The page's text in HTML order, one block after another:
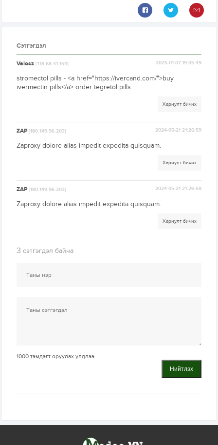
Сэтгэгдэл
Vaiosz[178.68.41.154] 2025-01-07 19:05:49
stromectol pills - <a href="https://ivercand.com/">buy
ivermectin pills</a> order tegretol pills
Хариулт бичих
ZAP[180.149.96.203] 2024-05-21 21:26:59
Zaproxy dolore alias impedit expedita quisquam.
Хариулт бичих
ZAP[180.149.96.203] 2024-05-21 21:26:59
Zaproxy dolore alias impedit expedita quisquam.
Хариулт бичих
3 сэтгэгдэл байна
1000 тэмдэгт оруулах үлдлээ.
Нийтлэх